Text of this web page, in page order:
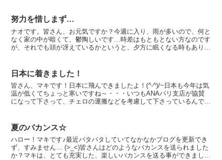
努力を惜しまず…
ナオです。皆さん、お元気ですか？今週に入り、雨が多いので、何と
なく家の中が暗くて、鬱陶しいです…時差はもともとない方なのです
が、それでも頭が冴えているかというと、夕方に眠くなる時もあり、
日本に着きました！
皆さん、マキです！日本に飛んできましたよ！(^-^)/~日本も今年は気
温が低くてちょっと寒いですね～・・・いつもANAパリ支店が協賛
になって下さって、チェロの運搬などを考慮して下さっているんです
夏のバカンス☆
ハロー！マキです♪最近バタバタしていてなかなかブログを更新でき
ず、すみません… (>_<)皆さんはどのようなバカンスを送られました
か？マキは、とても充実した、楽しいバカンスを送る事ができました